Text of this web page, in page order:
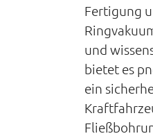
Fertigung
und
bietet es
ein